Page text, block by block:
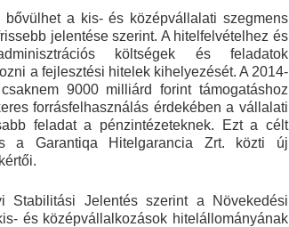
a kis- és középvállalati szegmens
jelentése szerint. A hitelfelvételhez és
költségek és feladatok
a fejlesztési hitelek kihelyezését. A 2014-
9000 milliárd forint támogatáshoz
forrásfelhasználás érdekében a vállalati
feladat a pénzintézeteknek. Ezt a célt
a Garantiqa Hitelgarancia Zrt. közti új
Jelentés szerint a Növekedési
és középvállalkozások hitelállományának